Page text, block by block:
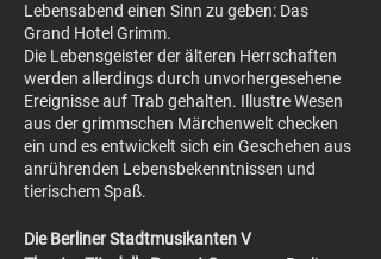
Lebensabend einen Sinn zu geben: Das
Grand Hotel Grimm.
Die Lebensgeister der älteren Herrschaften
werden allerdings durch unvorhergesehene
Ereignisse auf Trab gehalten. Illustre Wesen
aus der grimmschen Märchenwelt checken
ein und es entwickelt sich ein Geschehen aus
anrührenden Lebensbekenntnissen und
tierischem Spaß.
Die Berliner Stadtmusikanten V